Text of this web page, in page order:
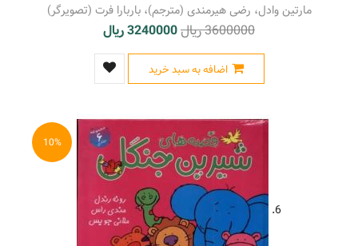
مارتین وادل، رضی هیرمندی (مترجم)، باربارا فرت (تصویرگر)
3600000 ریال 3240000 ریال
اضافه به سبد خرید
10%
6.